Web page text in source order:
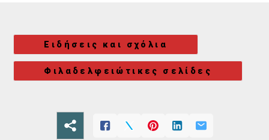
Ειδήσεις και σχόλια
Φιλαδελφειώτικες σελίδες